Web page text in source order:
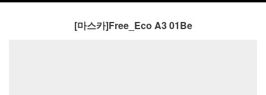
[마스카]Free_Eco A3 01Be